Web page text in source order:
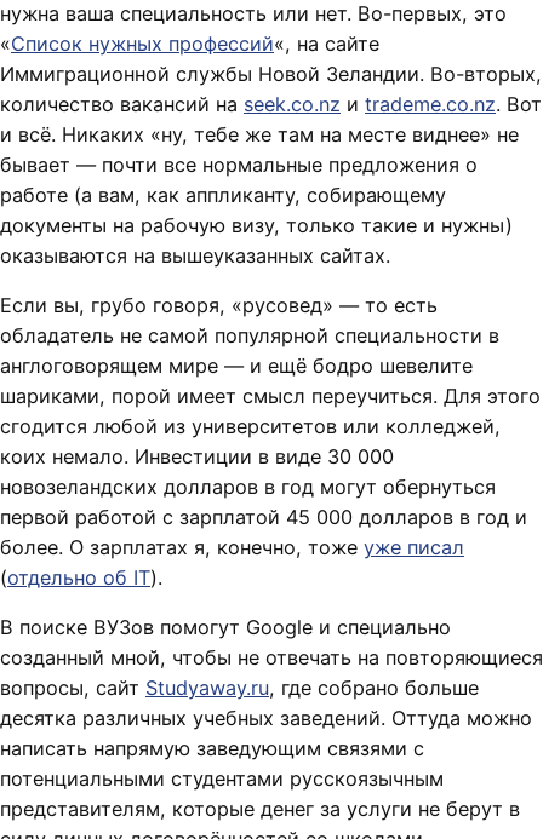
нужна ваша специальность или нет. Во-первых, это
«Список нужных профессий«, на сайте
Иммиграционной службы Новой Зеландии. Во-вторых,
количество вакансий на seek.co.nz и trademe.co.nz. Вот
и всё. Никаких «ну, тебе же там на месте виднее» не
бывает — почти все нормальные предложения о
работе (а вам, как аппликанту, собирающему
документы на рабочую визу, только такие и нужны)
оказываются на вышеуказанных сайтах.
Если вы, грубо говоря, «русовед» — то есть
обладатель не самой популярной специальности в
англоговорящем мире — и ещё бодро шевелите
шариками, порой имеет смысл переучиться. Для этого
сгодится любой из университетов или колледжей,
коих немало. Инвестиции в виде 30 000
новозеландских долларов в год могут обернуться
первой работой с зарплатой 45 000 долларов в год и
более. О зарплатах я, конечно, тоже уже писал
(отдельно об IT).
В поиске ВУЗов помогут Google и специально
созданный мной, чтобы не отвечать на повторяющиеся
вопросы, сайт Studyaway.ru, где собрано больше
десятка различных учебных заведений. Оттуда можно
написать напрямую заведующим связями с
потенциальными студентами русскоязычным
представителям, которые денег за услуги не берут в